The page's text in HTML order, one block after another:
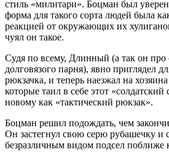
стиль «милитари». Боцман был
форма для такого сорта людей была
реакцией от окружающих их
чуял он такое.
Судя по всему, Длинный (а так он про
долговязого парня), явно приглядел
рюкзачка, и теперь наезжал на
которые таил в себе этот
новому как «тактический рюкзак».
Боцман решил подождать, чем
Он застегнул свою серю рубашечку и
безразличным видом подсел поближе